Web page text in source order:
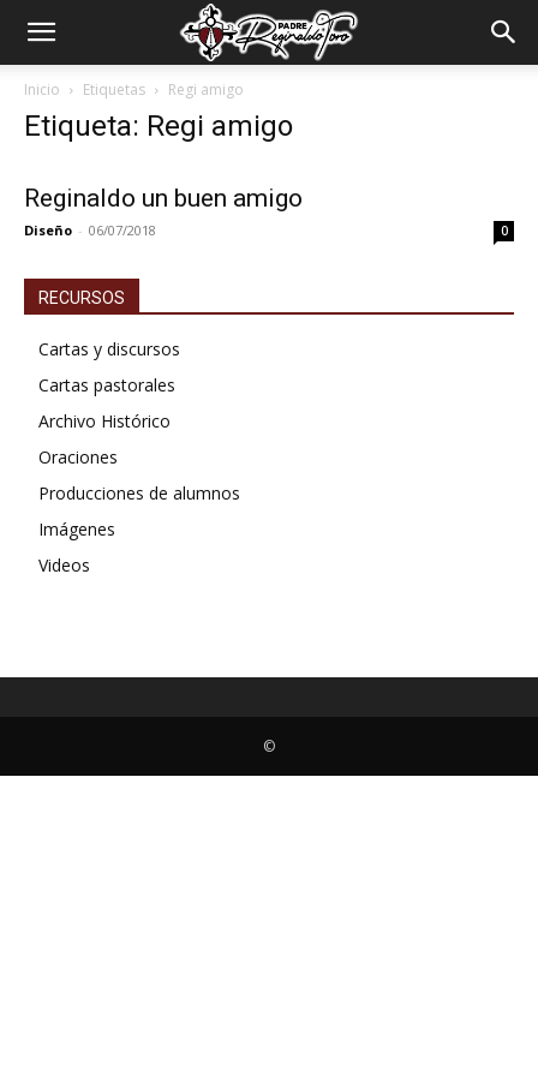
Padre
Reginaldo
Toro
Inicio Etiquetas Regi amigo
Etiqueta: Regi amigo
Reginaldo un buen amigo
Diseño - 06/07/2018 0
RECURSOS
Cartas y discursos
Cartas pastorales
Archivo Histórico
Oraciones
Producciones de alumnos
Imágenes
Videos
©